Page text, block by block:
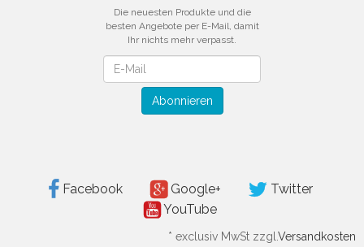
Die neuesten Produkte und die
besten Angebote per E-Mail, damit
Ihr nichts mehr verpasst.
Abonnieren
Facebook Google+
Twitter
YouTube
* exclusiv MwSt zzgl. Versandkosten